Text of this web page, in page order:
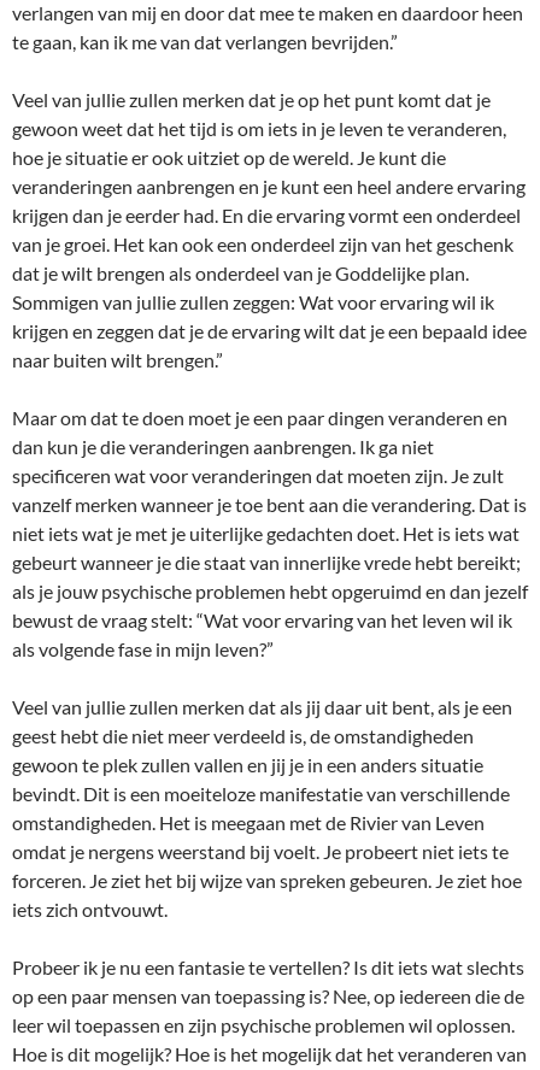
verlangen van mij en door dat mee te maken en daardoor heen
te gaan, kan ik me van dat verlangen bevrijden.”
Veel van jullie zullen merken dat je op het punt komt dat je
gewoon weet dat het tijd is om iets in je leven te veranderen,
hoe je situatie er ook uitziet op de wereld. Je kunt die
veranderingen aanbrengen en je kunt een heel andere ervaring
krijgen dan je eerder had. En die ervaring vormt een onderdeel
van je groei. Het kan ook een onderdeel zijn van het geschenk
dat je wilt brengen als onderdeel van je Goddelijke plan.
Sommigen van jullie zullen zeggen: Wat voor ervaring wil ik
krijgen en zeggen dat je de ervaring wilt dat je een bepaald idee
naar buiten wilt brengen.”
Maar om dat te doen moet je een paar dingen veranderen en
dan kun je die veranderingen aanbrengen. Ik ga niet
specificeren wat voor veranderingen dat moeten zijn. Je zult
vanzelf merken wanneer je toe bent aan die verandering. Dat is
niet iets wat je met je uiterlijke gedachten doet. Het is iets wat
gebeurt wanneer je die staat van innerlijke vrede hebt bereikt;
als je jouw psychische problemen hebt opgeruimd en dan jezelf
bewust de vraag stelt: “Wat voor ervaring van het leven wil ik
als volgende fase in mijn leven?”
Veel van jullie zullen merken dat als jij daar uit bent, als je een
geest hebt die niet meer verdeeld is, de omstandigheden
gewoon te plek zullen vallen en jij je in een anders situatie
bevindt. Dit is een moeiteloze manifestatie van verschillende
omstandigheden. Het is meegaan met de Rivier van Leven
omdat je nergens weerstand bij voelt. Je probeert niet iets te
forceren. Je ziet het bij wijze van spreken gebeuren. Je ziet hoe
iets zich ontvouwt.
Probeer ik je nu een fantasie te vertellen? Is dit iets wat slechts
op een paar mensen van toepassing is? Nee, op iedereen die de
leer wil toepassen en zijn psychische problemen wil oplossen.
Hoe is dit mogelijk? Hoe is het mogelijk dat het veranderen van